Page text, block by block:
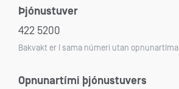
Þjónustuver
422 5200
Bakvakt er í sama númeri utan opnunartíma
Opnunartími þjónustuvers